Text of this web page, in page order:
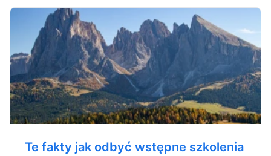
Te fakty jak odbyć wstępne szkolenia